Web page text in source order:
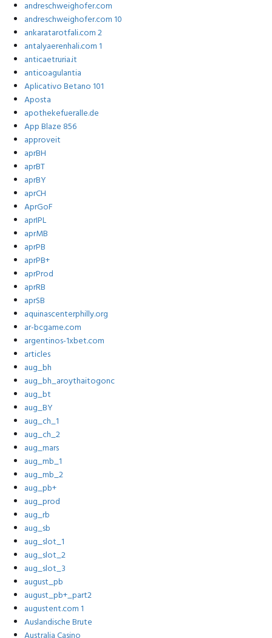
andreschweighofer.com
andreschweighofer.com 10
ankaratarotfali.com 2
antalyaerenhali.com 1
anticaetruria.it
anticoagulantia
Aplicativo Betano 101
Aposta
apothekefueralle.de
App Blaze 856
approveit
aprBH
aprBT
aprBY
aprCH
AprGoF
aprIPL
aprMB
aprPB
aprPB+
aprProd
aprRB
aprSB
aquinascenterphilly.org
ar-bcgame.com
argentinos-1xbet.com
articles
aug_bh
aug_bh_aroythaitogonc
aug_bt
aug_BY
aug_ch_1
aug_ch_2
aug_mars
aug_mb_1
aug_mb_2
aug_pb+
aug_prod
aug_rb
aug_sb
aug_slot_1
aug_slot_2
aug_slot_3
august_pb
august_pb+_part2
augustent.com 1
Auslandische Brute